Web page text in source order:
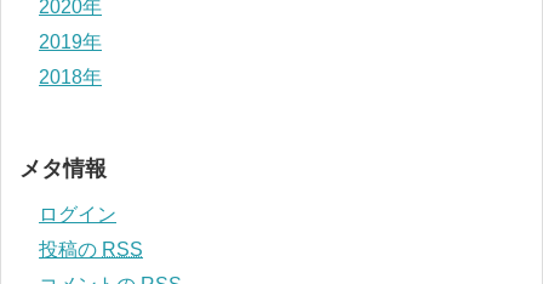
2020年
2019年
2018年
メタ情報
ログイン
投稿の RSS